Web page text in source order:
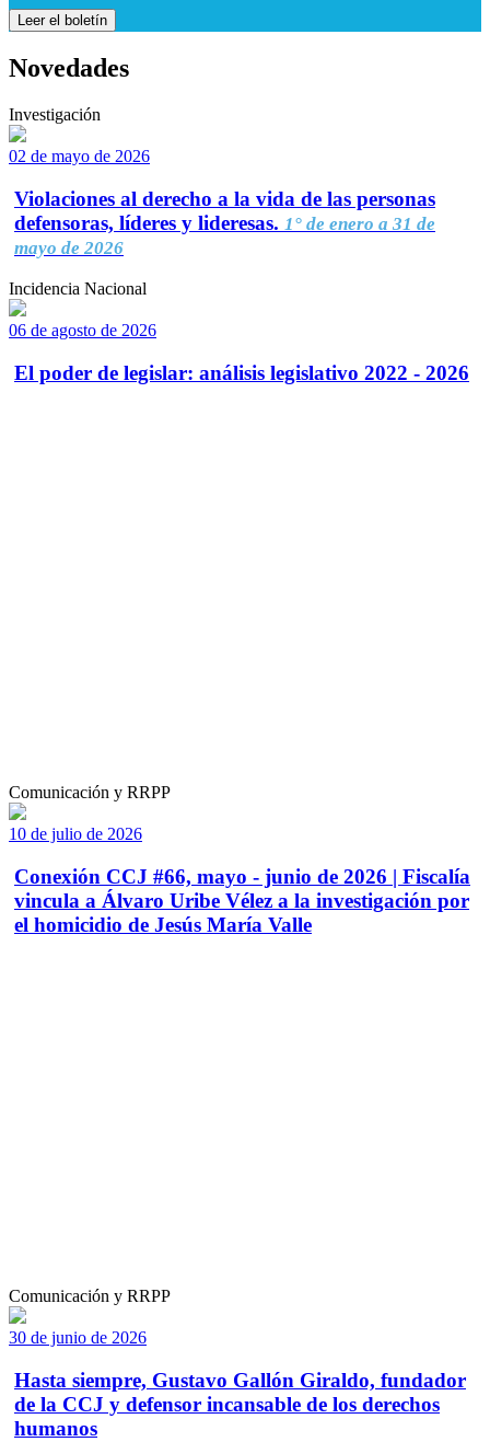
Leer el boletín
Novedades
Investigación
02 de mayo de 2026
Violaciones al derecho a la vida de las personas
defensoras, líderes y lideresas. 1° de enero a 31 de
mayo de 2026
Incidencia Nacional
06 de agosto de 2026
El poder de legislar: análisis legislativo 2022 - 2026
Comunicación y RRPP
10 de julio de 2026
Conexión CCJ #66, mayo - junio de 2026 | Fiscalía
vincula a Álvaro Uribe Vélez a la investigación por
el homicidio de Jesús María Valle
Comunicación y RRPP
30 de junio de 2026
Hasta siempre, Gustavo Gallón Giraldo, fundador
de la CCJ y defensor incansable de los derechos
humanos